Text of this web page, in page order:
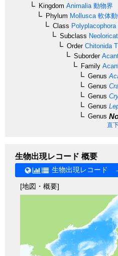
Kingdom Animalia 動物界
Phylum Mollusca 軟体
Class Polyplacophora
Subclass
OrderChitonida
Suborder
Family
Genus
Genus
Genus
Genus
Genus
直
生物出現レコード 概要
生物出現レコード
[地図・概要]